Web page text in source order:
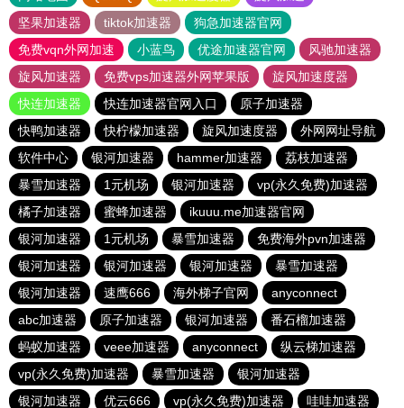
坚果加速器
tiktok加速器
狗急加速器官网
免费vqn外网加速
小蓝鸟 优途加速器官网
风驰加速器
旋风加速器
免费vps加速器外网苹果版
旋风加速度器
快连加速器
快连加速器官网入口
原子加速器
快鸭加速器
快柠檬加速器 旋风加速度器
外网网址导航
软件中心
银河加速器 hammer加速器
荔枝加速器
暴雪加速器
1元机场 银河加速器
vp(永久免费)加速器
橘子加速器
蜜蜂加速器
ikuuu.me加速器官网
银河加速器
1元机场 暴雪加速器
免费海外pvn加速器
银河加速器
银河加速器 银河加速器
暴雪加速器
银河加速器
速鹰666 海外梯子官网
anyconnect
abc加速器
原子加速器 银河加速器
番石榴加速器
蚂蚁加速器
veee加速器 anyconnect
纵云梯加速器
vp(永久免费)加速器
暴雪加速器
银河加速器
银河加速器
优云666 vp(永久免费)加速器 哇哇加速器